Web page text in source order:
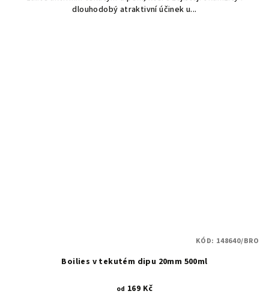
dlouhodobý atraktivní účinek u...
Boilies v tekutém dipu 20mm 500ml
od 169 Kč
KÓD: 148640/BRO